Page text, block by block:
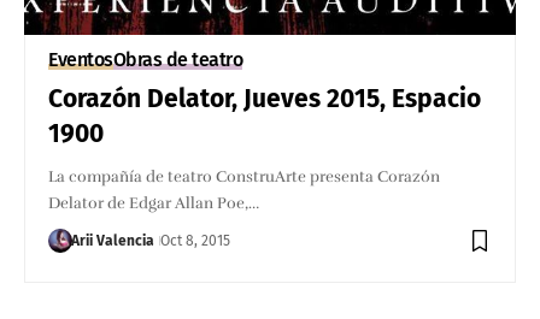
EventosObras de teatro
Corazón Delator, Jueves 2015, Espacio
1900
La compañía de teatro ConstruArte presenta Corazón
Delator de Edgar Allan Poe,…
Arii Valencia Oct 8, 2015